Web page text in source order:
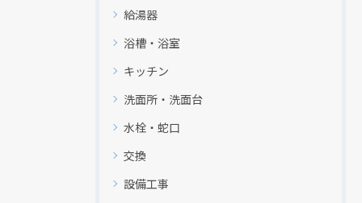
給湯器
浴槽・浴室
キッチン
洗面所・洗面台
水栓・蛇口
交換
設備工事